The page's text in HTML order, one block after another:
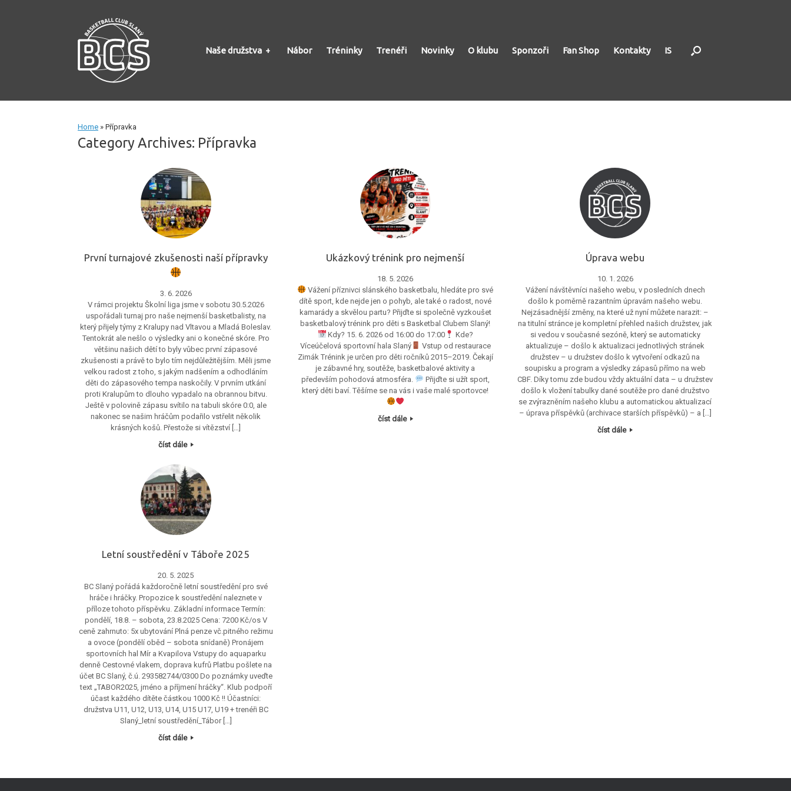
Naše družstva Nábor Tréninky Trenéři Novinky O klubu Sponzoři Fan Shop Kontakty IS
Home » Přípravka
Category Archives: Přípravka
První turnajové zkušenosti naší přípravky
3. 6. 2026
V rámci projektu Školní liga jsme v sobotu 30.5.2026
uspořádali turnaj pro naše nejmenší basketbalisty, na
který přijely týmy z Kralupy nad Vltavou a Mladá Boleslav.
Tentokrát ale nešlo o výsledky ani o konečné skóre. Pro
většinu našich dětí to byly vůbec první zápasové
zkušenosti a právě to bylo tím nejdůležitějším. Měli jsme
velkou radost z toho, s jakým nadšením a odhodláním
děti do zápasového tempa naskočily. V prvním utkání
proti Kralupům to dlouho vypadalo na obrannou bitvu.
Ještě v polovině zápasu svítilo na tabuli skóre 0:0, ale
nakonec se našim hráčům podařilo vstřelit několik
krásných košů. Přestože si vítězství […]
číst dále
Ukázkový trénink pro nejmenší
18. 5. 2026
Vážení příznivci slánského basketbalu, hledáte pro své
dítě sport, kde nejde jen o pohyb, ale také o radost, nové
kamarády a skvělou partu? Přijďte si společně vyzkoušet
basketbalový trénink pro děti s Basketbal Clubem Slaný!
Kdy? 15. 6. 2026 od 16:00 do 17:00
Kde?
Víceúčelová sportovní hala Slaný
Vstup od restaurace
Zimák Trénink je určen pro děti ročníků 2015–2019. Čekají
je zábavné hry, soutěže, basketbalové aktivity a
především pohodová atmosféra.
Přijďte si užít sport,
který děti baví. Těšíme se na vás i vaše malé sportovce!
číst dále
Úprava webu
10. 1. 2026
Vážení návštěvníci našeho webu, v posledních dnech
došlo k poměrně razantním úpravám našeho webu.
Nejzásadnější změny, na které už nyní můžete narazit: –
na titulní stránce je kompletní přehled našich družstev, jak
si vedou v současné sezóně, který se automaticky
aktualizuje – došlo k aktualizaci jednotlivých stránek
družstev – u družstev došlo k vytvoření odkazů na
soupisku a program a výsledky zápasů přímo na web
CBF. Díky tomu zde budou vždy aktuální data – u družstev
došlo k vložení tabulky dané soutěže pro dané družstvo
se zvýrazněním našeho klubu a automatickou aktualizací
– úprava příspěvků (archivace starších příspěvků) – a […]
číst dále
Letní soustředění v Táboře 2025
20. 5. 2025
BC Slaný pořádá každoročně letní soustředění pro své
hráče i hráčky. Propozice k soustředění naleznete v
příloze tohoto příspěvku. Základní informace Termín:
pondělí, 18.8. – sobota, 23.8.2025 Cena: 7200 Kč/os V
ceně zahrnuto: 5x ubytování Plná penze vč.pitného režimu
a ovoce (pondělí oběd – sobota snídaně) Pronájem
sportovních hal Mír a Kvapilova Vstupy do aquaparku
denně Cestovné vlakem, doprava kufrů Platbu pošlete na
účet BC Slaný, č.ú. 293582744/0300 Do poznámky uveďte
text „TABOR2025, jméno a příjmení hráčky“. Klub podpoří
účast každého dítěte částkou 1000 Kč !! Účastníci:
družstva U11, U12, U13, U14, U15 U17, U19 + trenéři BC
Slaný_letní soustředění_Tábor […]
číst dále